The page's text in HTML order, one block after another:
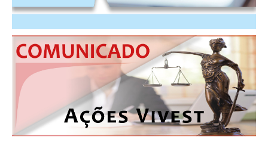
CADASTRO
ATUALIZAÇÃO CADASTRAL
NÚCLEO JOVEM